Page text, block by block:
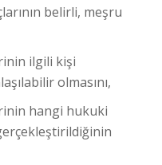
belirli, meşru
ilgili kişi
olmasını,
hangi hukuki